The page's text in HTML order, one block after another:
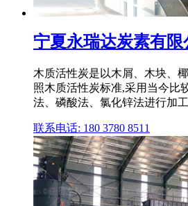
宁夏永瑞达炭素有
木质活性炭是以木屑、木块、
照木质活性炭标准,采用当今比
法、磷酸法、氯化锌法进行加工
联系电话: 180 3780 8511